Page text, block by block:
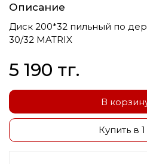
Описание
Диск 200*32 пильный по
30/32 MATRIX
5 190 тг.
В
Купить в